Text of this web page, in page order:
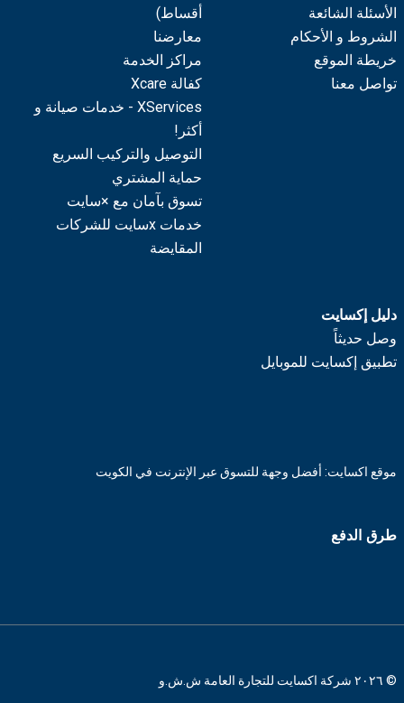
الأسئلة الشائعة
الشروط و الأحكام
خريطة الموقع
تواصل معنا
أقساط)
معارضنا
مراكز الخدمة
كفالة Xcare
XServices - خدمات صيانة و
أكثر!
التوصيل والتركيب السريع
حماية المشتري
تسوق بآمان مع ×سايت
خدمات xسايت للشركات
المقايضة
دليل إكسايت
وصل حديثاً
تطبيق إكسايت للموبايل
موقع اكسايت: أفضل وجهة للتسوق عبر الإنترنت في الكويت
طرق الدفع
© ٢٠٢٦ شركة اكسايت للتجارة العامة ش.ش.و